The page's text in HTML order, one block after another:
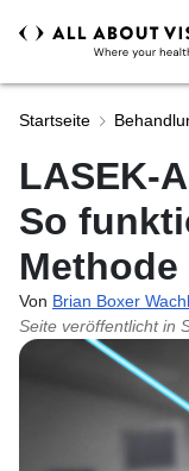
Startseite
LASEK-
So
Methode
Von Brian Boxer
Seite veröffentlicht in